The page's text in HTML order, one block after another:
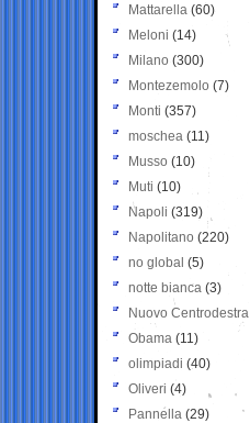
Mattarella (60)
Meloni (14)
Milano (300)
Montezemolo (7)
Monti (357)
moschea (11)
Musso (10)
Muti (10)
Napoli (319)
Napolitano (220)
no global (5)
notte bianca (3)
Nuovo Centrodestra
Obama (11)
olimpiadi (40)
Oliveri (4)
Pannella (29)